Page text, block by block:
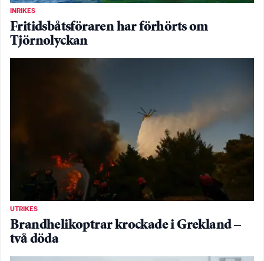
INRIKES
Fritidsbåtsföraren har förhörts om
Tjörnolyckan
UTRIKES
Brandhelikoptrar krockade i Grekland –
två döda